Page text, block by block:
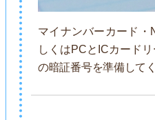
マイナンバーカード・
しくはPCとICカード
の暗証番号を準備して